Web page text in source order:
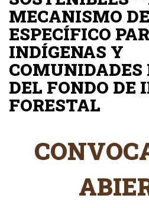
MECANISMO
ESPECÍFICO
INDÍGENAS Y
COMUNIDADES
DEL FONDO DE
FORESTAL